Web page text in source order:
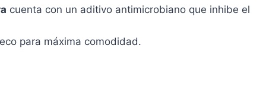
cuenta con un aditivo antimicrobiano que inhibe el
para máxima comodidad.